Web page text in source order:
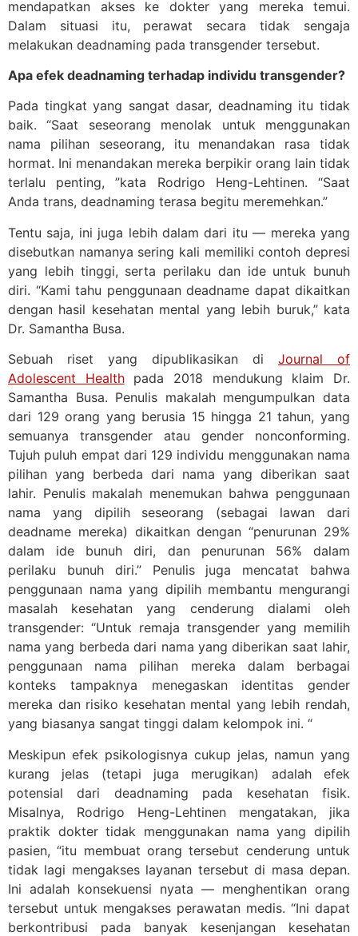
mendapatkan akses ke dokter yang mereka temui.
Dalam situasi itu, perawat secara tidak sengaja
melakukan deadnaming pada transgender tersebut.
Apa efek deadnaming terhadap individu transgender?
Pada tingkat yang sangat dasar, deadnaming itu tidak
baik. “Saat seseorang menolak untuk menggunakan
nama pilihan seseorang, itu menandakan rasa tidak
hormat. Ini menandakan mereka berpikir orang lain tidak
terlalu penting, ”kata Rodrigo Heng-Lehtinen. “Saat
Anda trans, deadnaming terasa begitu meremehkan.”
Tentu saja, ini juga lebih dalam dari itu — mereka yang
disebutkan namanya sering kali memiliki contoh depresi
yang lebih tinggi, serta perilaku dan ide untuk bunuh
diri. “Kami tahu penggunaan deadname dapat dikaitkan
dengan hasil kesehatan mental yang lebih buruk,” kata
Dr. Samantha Busa.
Sebuah riset yang dipublikasikan di Journal of
Adolescent Healthpada 2018 mendukung klaim Dr.
Samantha Busa. Penulis makalah mengumpulkan data
dari 129 orang yang berusia 15 hingga 21 tahun, yang
semuanya transgender atau gender nonconforming.
Tujuh puluh empat dari 129 individu menggunakan nama
pilihan yang berbeda dari nama yang diberikan saat
lahir. Penulis makalah menemukan bahwa penggunaan
nama yang dipilih seseorang (sebagai lawan dari
deadname mereka) dikaitkan dengan “penurunan 29%
dalam ide bunuh diri, dan penurunan 56% dalam
perilaku bunuh diri.” Penulis juga mencatat bahwa
penggunaan nama yang dipilih membantu mengurangi
masalah kesehatan yang cenderung dialami oleh
transgender: “Untuk remaja transgender yang memilih
nama yang berbeda dari nama yang diberikan saat lahir,
penggunaan nama pilihan mereka dalam berbagai
konteks tampaknya menegaskan identitas gender
mereka dan risiko kesehatan mental yang lebih rendah,
yang biasanya sangat tinggi dalam kelompok ini. “
Meskipun efek psikologisnya cukup jelas, namun yang
kurang jelas (tetapi juga merugikan) adalah efek
potensial dari deadnaming pada kesehatan fisik.
Misalnya, Rodrigo Heng-Lehtinen mengatakan, jika
praktik dokter tidak menggunakan nama yang dipilih
pasien, “itu membuat orang tersebut cenderung untuk
tidak lagi mengakses layanan tersebut di masa depan.
Ini adalah konsekuensi nyata — menghentikan orang
tersebut untuk mengakses perawatan medis. “Ini dapat
berkontribusi pada banyak kesenjangan kesehatan